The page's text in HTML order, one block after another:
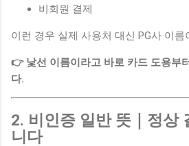
비회원 결제
이런 경우 실제 사용처 대신 PG사 이
👉 낯선 이름이라고 바로 카드 도용부
다.
2. 비인증 일반 뜻｜정상
니다